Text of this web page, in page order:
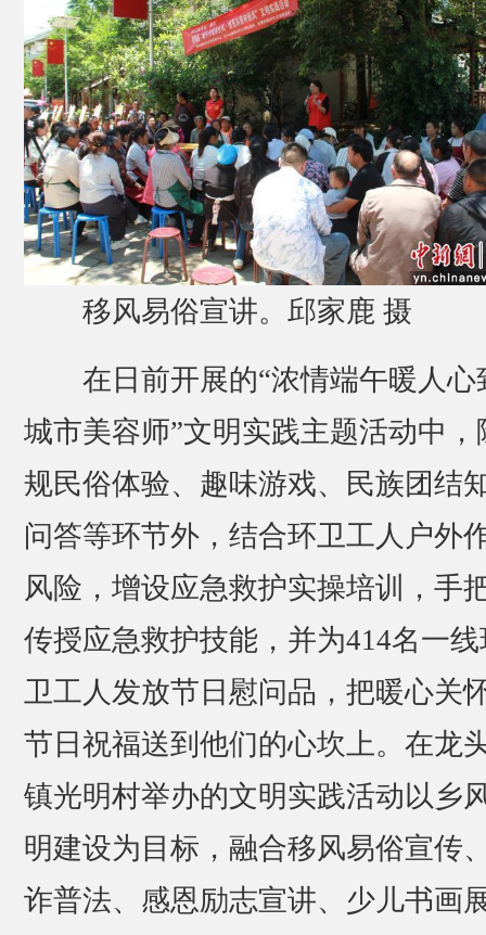
移风易俗宣讲。邱家鹿 摄
在日前开展的“浓情端午暖人心
城市美容师”文明实践主题活动中，
规民俗体验、趣味游戏、民族团结
问答等环节外，结合环卫工人户外
风险，增设应急救护实操培训，手
传授应急救护技能，并为414名一线
卫工人发放节日慰问品，把暖心关
节日祝福送到他们的心坎上。在龙
镇光明村举办的文明实践活动以乡
明建设为目标，融合移风易俗宣传
诈普法、感恩励志宣讲、少儿书画